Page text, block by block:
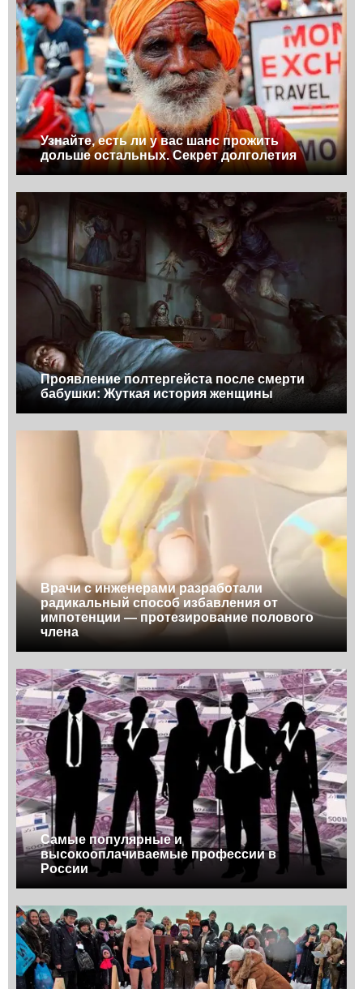
Узнайте, есть ли у вас шанс прожить
дольше остальных. Секрет долголетия
Проявление полтергейста после смерти
бабушки: Жуткая история женщины
Врачи с инженерами разработали
радикальный способ избавления от
импотенции — протезирование полового
члена
Самые популярные и
высокооплачиваемые профессии в
России